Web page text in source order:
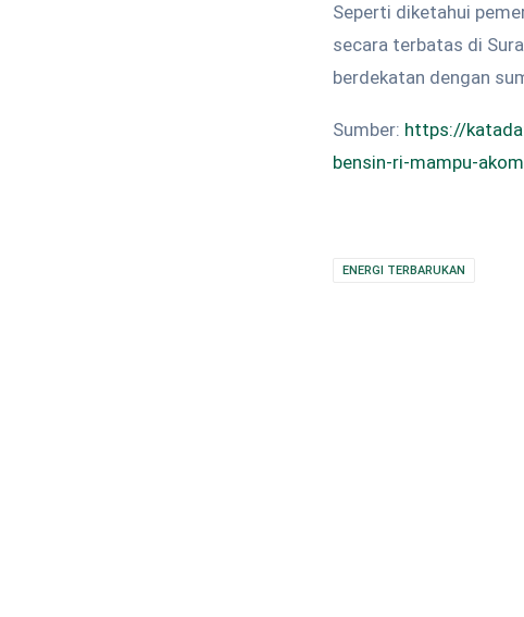
Seperti diketahui
secara terbatas di
berdekatan dengan
Sumber: https://
bensin-ri-mampu-
ENERGI TERBARUKAN